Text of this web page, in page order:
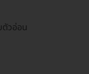
วอ่อน